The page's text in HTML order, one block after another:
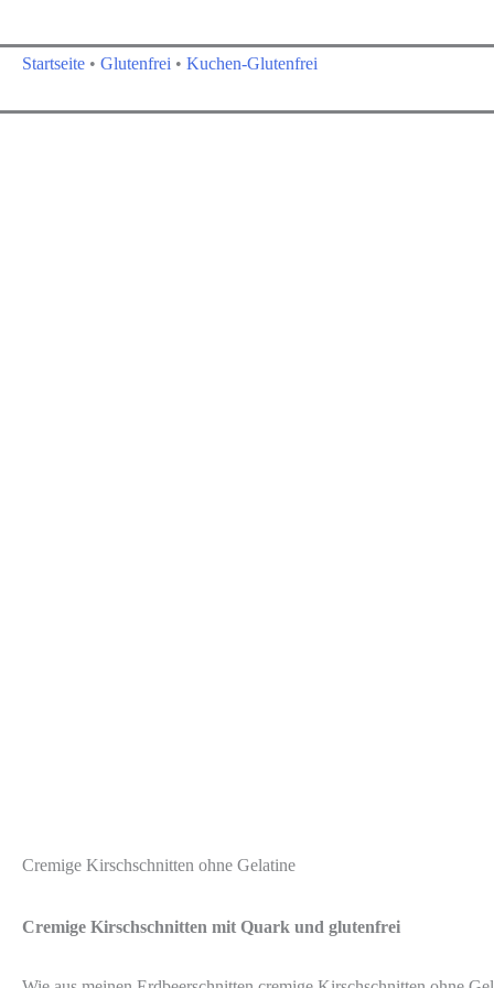
Startseite • Glutenfrei • Kuchen-Glutenfrei
Cremige Kirschschnitten ohne Gelatine
Cremige Kirschschnitten mit Quark und glutenfrei